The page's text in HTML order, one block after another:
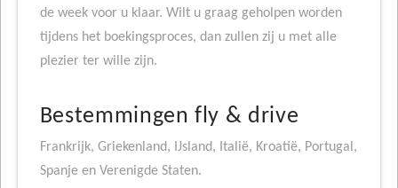
de week voor u klaar. Wilt u graag geholpen worden
tijdens het boekingsproces, dan zullen zij u met alle
plezier ter wille zijn.
Bestemmingen fly & drive
Frankrijk, Griekenland, IJsland, Italië, Kroatië, Portugal,
Spanje en Verenigde Staten.